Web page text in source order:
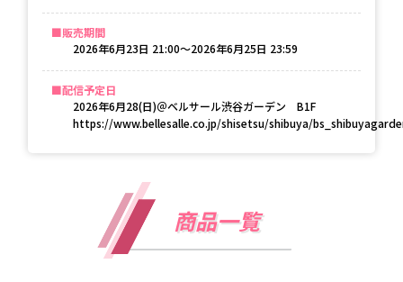
販売期間
2026年6月23日 21:00〜2026年6月25日 23:59
配信予定日
2026年6月28(日)＠ベルサール渋谷ガーデン　B1F
https://www.bellesalle.co.jp/shisetsu/shibuya/
商品一覧